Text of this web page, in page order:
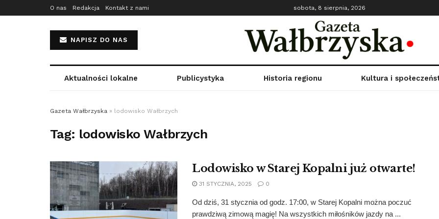
O nas Redakcja Kontakt z nami sobota, 8 sierpnia, 2026
NAPISZ DO NAS
Aktualności lokalne Publicystyka Historia regionu Kultura i
Gazeta Wałbrzyska » lodowisko Wałbrzych
Tag: lodowisko Wałbrzych
Lodowisko w Starej Kopalni już otwarte!
31 STYCZNIA, 2025 0
Od dziś, 31 stycznia od godz. 17:00, w Starej Kopalni można poczuć
prawdziwą zimową magię! Na wszystkich miłośników jazdy na ...